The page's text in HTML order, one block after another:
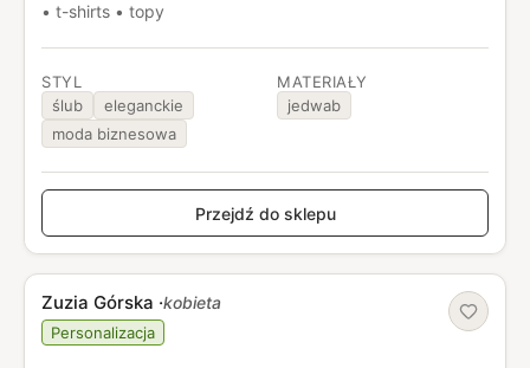
• t-shirts • topy
STYL
ślub
eleganckie
moda biznesowa
MATERIAŁY
jedwab
Przejdź do sklepu
Zuzia Górska ·kobieta
Personalizacja